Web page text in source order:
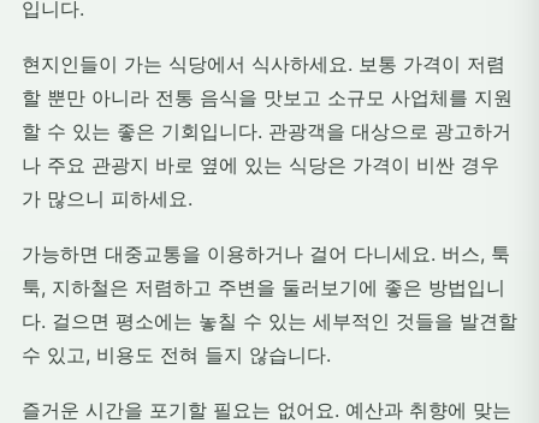
입니다.
현지인들이 가는 식당에서 식사하세요. 보통 가격이 저렴
할 뿐만 아니라 전통 음식을 맛보고 소규모 사업체를 지원
할 수 있는 좋은 기회입니다. 관광객을 대상으로 광고하거
나 주요 관광지 바로 옆에 있는 식당은 가격이 비싼 경우
가 많으니 피하세요.
가능하면 대중교통을 이용하거나 걸어 다니세요. 버스, 툭
툭, 지하철은 저렴하고 주변을 둘러보기에 좋은 방법입니
다. 걸으면 평소에는 놓칠 수 있는 세부적인 것들을 발견할
수 있고, 비용도 전혀 들지 않습니다.
즐거운 시간을 포기할 필요는 없어요. 예산과 취향에 맞는